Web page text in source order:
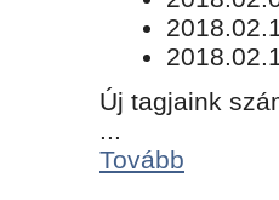
Új tagjaink
Tovább